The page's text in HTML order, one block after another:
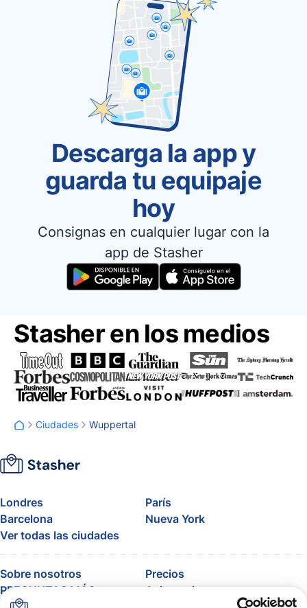
Descarga la app y
guarda tu equipaje
hoy
Consignas en cualquier lugar con la
app de Stasher
Stasher en los medios
Ciudades Wuppertal
Londres
París
Barcelona
Nueva York
Ver todas las ciudades
Sobre nosotros
Precios
PREGUNTAS MÁS
Asistencia